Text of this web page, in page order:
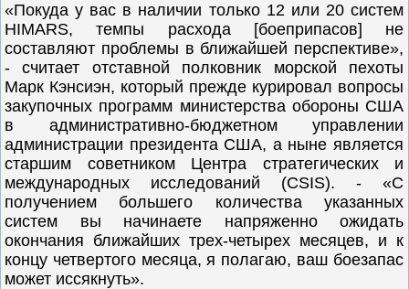
«Покуда у вас в наличии только 12 или 20 систем
HIMARS, темпы расхода [боеприпасов] не
составляют проблемы в ближайшей перспективе»,
- считает отставной полковник морской пехоты
Марк Кэнсиэн, который прежде курировал вопросы
закупочных программ министерства обороны США
в административно-бюджетном управлении
администрации президента США, а ныне является
старшим советником Центра стратегических и
международных исследований (CSIS). - «С
получением большего количества указанных
систем вы начинаете напряженно ожидать
окончания ближайших трех-четырех месяцев, и к
концу четвертого месяца, я полагаю, ваш боезапас
может иссякнуть».